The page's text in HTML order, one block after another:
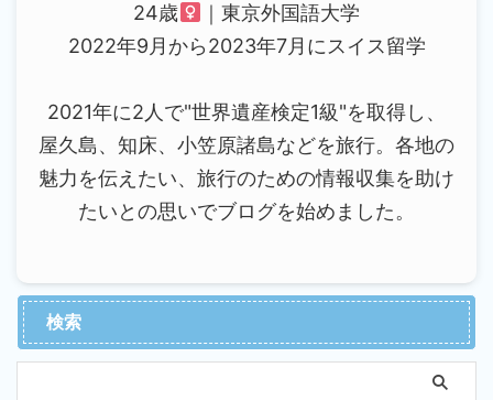
24歳
｜東京外国語大学
2022年9月から2023年7月にスイス留学
2021年に2人で"世界遺産検定1級"を取得し、
屋久島、知床、小笠原諸島などを旅行。各地の
魅力を伝えたい、旅行のための情報収集を助け
たいとの思いでブログを始めました。
検索